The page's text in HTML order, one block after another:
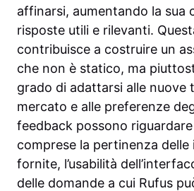
affinarsi, aumentando la sua
risposte utili e rilevanti.
contribuisce a costruire un
che non è statico, ma
grado di adattarsi alle nuove
mercato e alle preferenze
feedback possono
comprese la pertinenza
fornite, l’usabilità
delle domande a cui Rufus